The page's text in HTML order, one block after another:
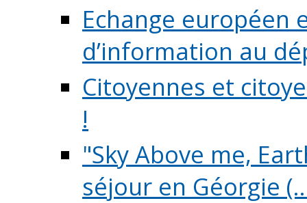
Echange européen
d’information au
Citoyennes et
!
"Sky Above me,
séjour en Géorgie